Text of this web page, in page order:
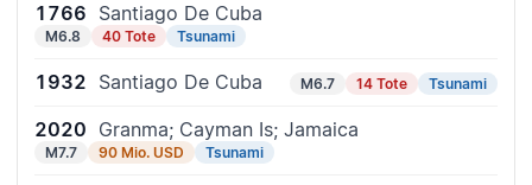
1766 Santiago De Cuba
M6.8 40 Tote Tsunami
1932 Santiago De Cuba M6.7 14 Tote Tsunami
2020 Granma; Cayman Is; Jamaica
M7.7 90 Mio. USD Tsunami